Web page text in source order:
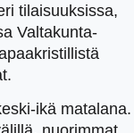
tilaisuuksissa,
Valtakunta-
ikä matalana.